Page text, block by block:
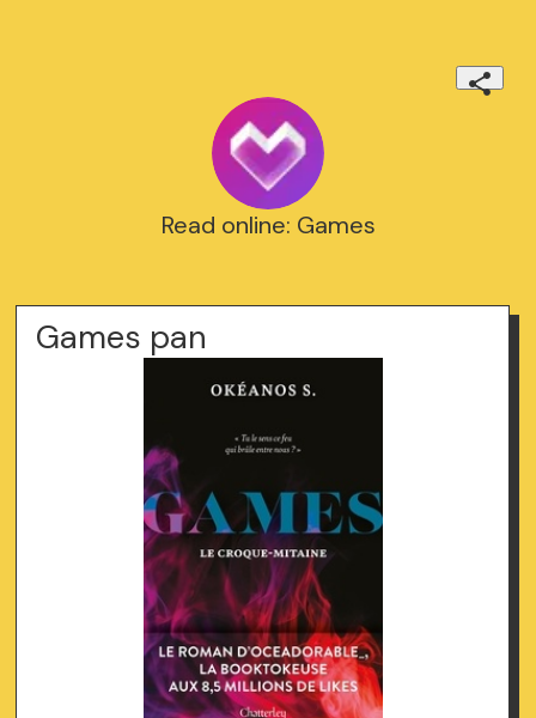
Read online: Games
Games pan